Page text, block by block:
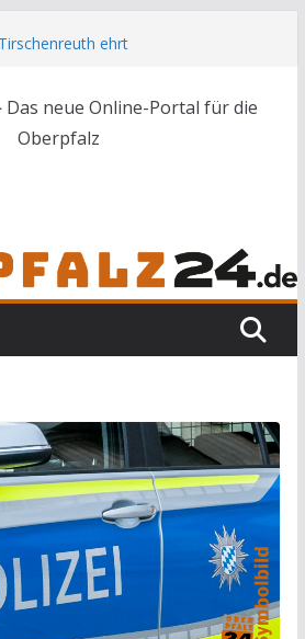
ehrt
Schüleraustausch zu
mit Waffen und Böllern erwischt
Das neue Online-Portal für die
Oberpfalz